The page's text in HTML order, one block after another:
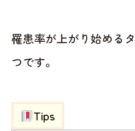
罹患率が上がり始める
つです。
Tips